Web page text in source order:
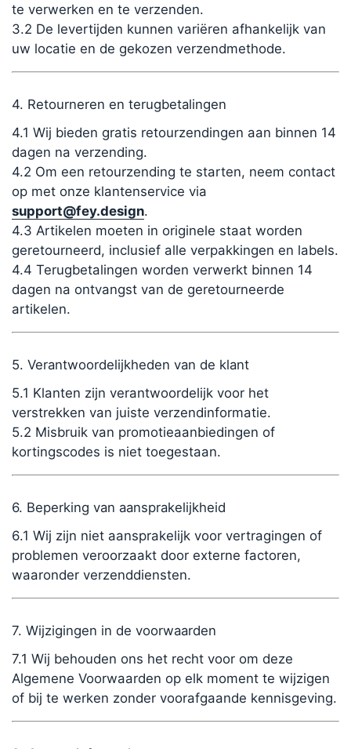
te verwerken en te verzenden.
3.2 De levertijden kunnen variëren afhankelijk van
uw locatie en de gekozen verzendmethode.
4. Retourneren en terugbetalingen
4.1 Wij bieden gratis retourzendingen aan binnen 14
dagen na verzending.
4.2 Om een retourzending te starten, neem contact
op met onze klantenservice via
support@fey.design.
4.3 Artikelen moeten in originele staat worden
geretourneerd, inclusief alle verpakkingen en labels.
4.4 Terugbetalingen worden verwerkt binnen 14
dagen na ontvangst van de geretourneerde
artikelen.
5. Verantwoordelijkheden van de klant
5.1 Klanten zijn verantwoordelijk voor het
verstrekken van juiste verzendinformatie.
5.2 Misbruik van promotieaanbiedingen of
kortingscodes is niet toegestaan.
6. Beperking van aansprakelijkheid
6.1 Wij zijn niet aansprakelijk voor vertragingen of
problemen veroorzaakt door externe factoren,
waaronder verzenddiensten.
7. Wijzigingen in de voorwaarden
7.1 Wij behouden ons het recht voor om deze
Algemene Voorwaarden op elk moment te wijzigen
of bij te werken zonder voorafgaande kennisgeving.